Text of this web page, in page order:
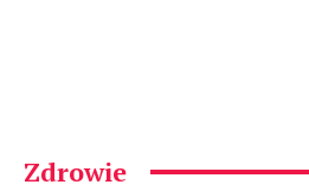
Zdrowie